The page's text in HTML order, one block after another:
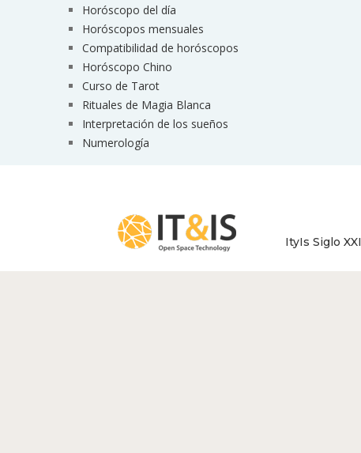
Horóscopo del día
Horóscopos mensuales
Compatibilidad de horóscopos
Horóscopo Chino
Curso de Tarot
Rituales de Magia Blanca
Interpretación de los sueños
Numerología
ItyIs Siglo XXI